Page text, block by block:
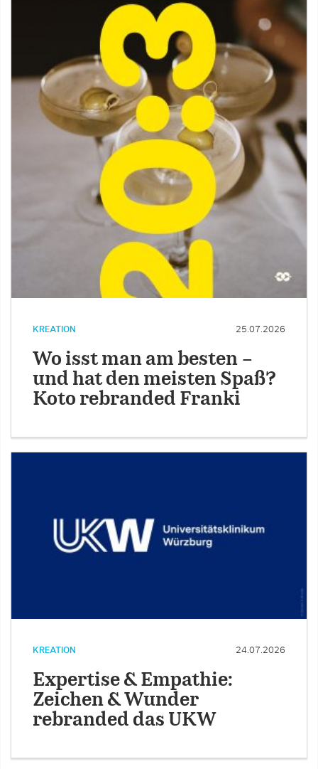
KREATION 25.07.2026
Wo isst man am besten –
und hat den meisten Spaß?
Koto rebranded Franki
KREATION 24.07.2026
Expertise & Empathie:
Zeichen & Wunder
rebranded das UKW